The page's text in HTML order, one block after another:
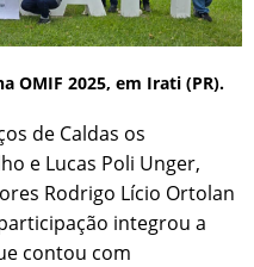
OMIF 2025, em Irati (PR).
de Caldas os
e Lucas Poli Unger,
Rodrigo Lício Ortolan
integrou a
contou com